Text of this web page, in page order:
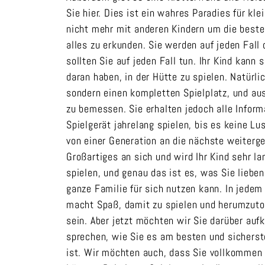
Sie hier. Dies ist ein wahres Paradies für
nicht mehr mit anderen Kindern um die
alles zu erkunden. Sie werden auf jeden
sollten Sie auf jeden Fall tun. Ihr Kind kann
daran haben, in der Hütte zu spielen.
sondern einen kompletten Spielplatz, und
zu bemessen. Sie erhalten jedoch alle
Spielgerät jahrelang spielen, bis es keine
von einer Generation an die nächste
Großartiges an sich und wird Ihr Kind sehr
spielen, und genau das ist es, was Sie
ganze Familie für sich nutzen kann. In
macht Spaß, damit zu spielen und
sein. Aber jetzt möchten wir Sie darüber
sprechen, wie Sie es am besten und
ist. Wir möchten auch, dass Sie